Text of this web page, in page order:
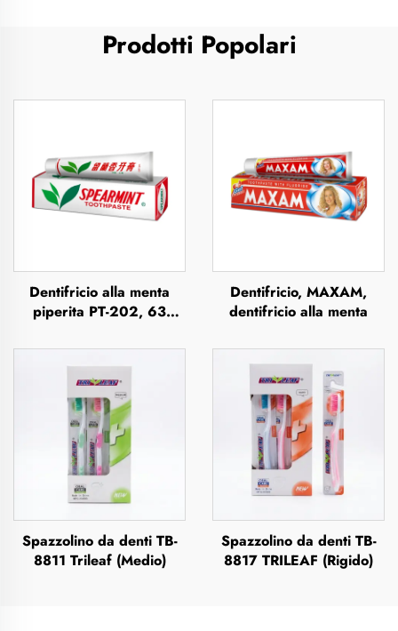
Prodotti Popolari
Dentifricio alla menta
piperita PT-202, 63
Dentifricio, MAXAM,
dentifricio alla menta
Spazzolino da denti TB-
8811 Trileaf (Medio)
Spazzolino da denti TB-
8817 TRILEAF (Rigido)